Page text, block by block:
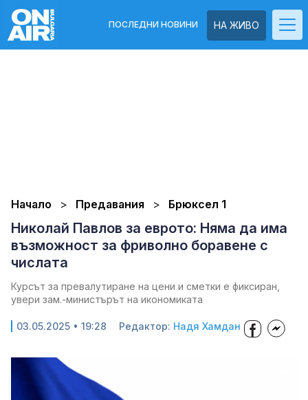
НА ЖИВО
ПОСЛЕДНИ НОВИНИ
Начало Предавания Брюксел 1
Николай Павлов за еврото: Няма да има
възможност за фриволно боравене с
числата
Курсът за превалутиране на цени и сметки е фиксиран,
увери зам.-министърът на икономиката
03.05.2025 • 19:28 Редактор: Надя Хамдан